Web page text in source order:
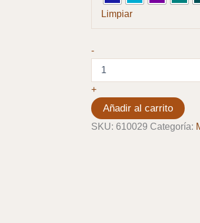
Limpiar
-
Irregular
Madera
y
Resina
Mediana
cantidad
+
Añadir al carrito
SKU: 610029 Categoría: